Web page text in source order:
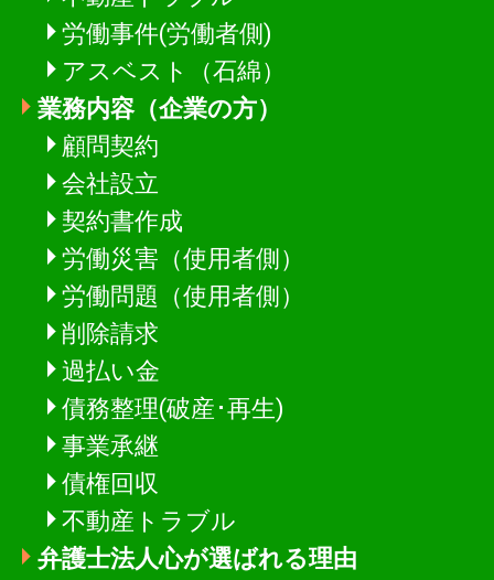
労働事件(労働者側)
アスベスト（石綿）
業務内容（企業の方）
顧問契約
会社設立
契約書作成
労働災害（使用者側）
労働問題（使用者側）
削除請求
過払い金
債務整理(破産･再生)
事業承継
債権回収
不動産トラブル
弁護士法人心が選ばれる理由